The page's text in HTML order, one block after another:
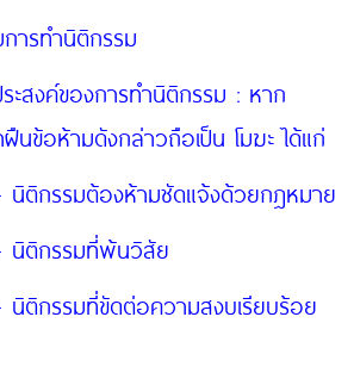
ทำนิติกรรม
องการทำนิติกรรม : หาก
นข้อห้ามดังกล่าวถือเป็น โมฆะ ได้แก่
งห้ามชัดแจ้งด้วยกฎหมาย
ที่พ้นวิสัย
ดต่อความสงบเรียบร้อย